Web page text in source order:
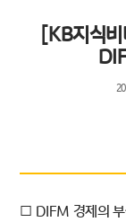
[KB지식
□ DIFM 경제의